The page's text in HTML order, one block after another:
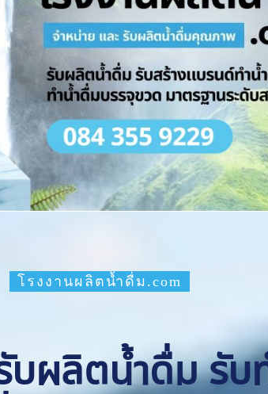
โรงงานผลิตน้ำดื่ม.com
บผลิตน้ำดื่ม รับ